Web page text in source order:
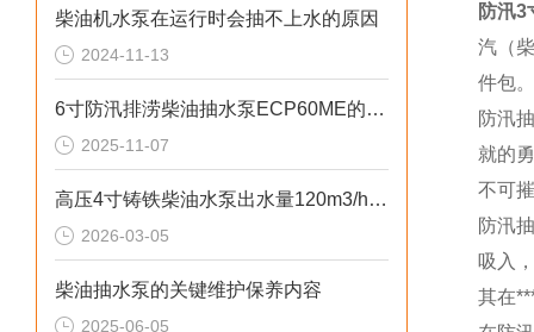
柴油机水泵在运行时会抽不上水的原因
2024-11-13
6寸防汛排涝柴油抽水泵ECP60ME的重要性
2025-11-07
高压4寸铸铁柴油水泵出水量120m3/h参数
2026-03-05
柴油抽水泵的关键维护保养内容
2025-06-05
防汛3
汽（
件包。
防汛
就的
不可
防汛
吸入
其在